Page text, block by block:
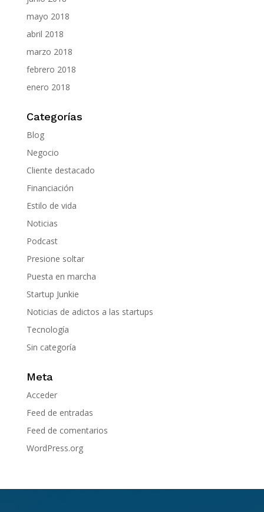
mayo 2018
abril 2018
marzo 2018
febrero 2018
enero 2018
Categorías
Blog
Negocio
Cliente destacado
Financiación
Estilo de vida
Noticias
Podcast
Presione soltar
Puesta en marcha
Startup Junkie
Noticias de adictos a las startups
Tecnología
Sin categoría
Meta
Acceder
Feed de entradas
Feed de comentarios
WordPress.org